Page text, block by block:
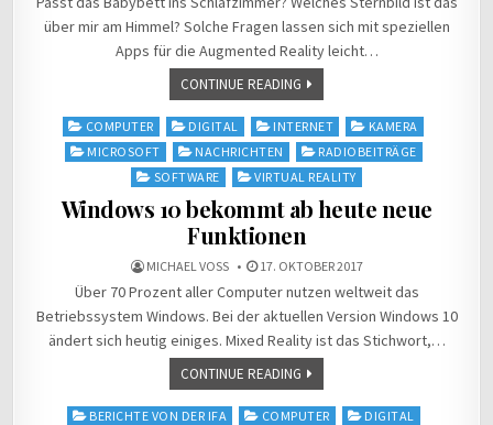
über mir am Himmel? Solche Fragen lassen sich mit speziellen
Apps für die Augmented Reality leicht…
CONTINUE READING
Posted
in
COMPUTER DIGITAL INTERNET
KAMERA
MICROSOFT
NACHRICHTEN
RADIOBEITRÄGE
SOFTWARE
VIRTUAL REALITY
Windows 10 bekommt ab heute neue
Funktionen
MICHAEL VOSS 17. OKTOBER 2017
Über 70 Prozent aller Computer nutzen weltweit das
Betriebssystem Windows. Bei der aktuellen Version Windows 10
ändert sich heutig einiges. Mixed Reality ist das Stichwort,…
CONTINUE READING
Posted
BERICHTE VON DER IFA COMPUTER
DIGITAL